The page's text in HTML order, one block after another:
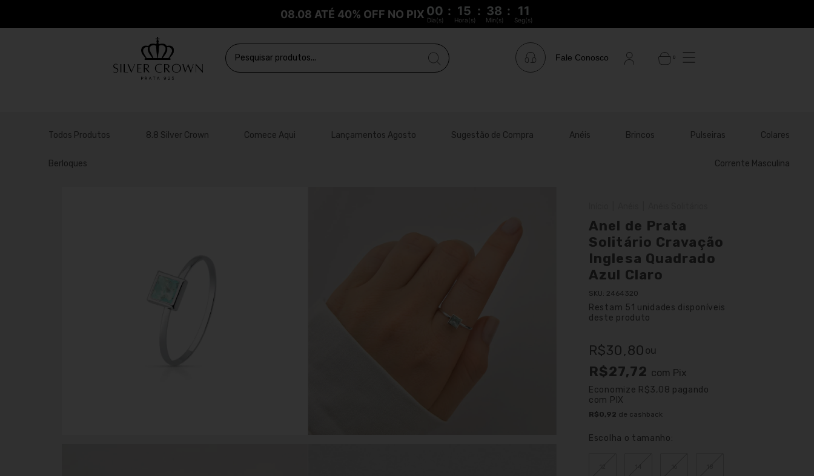
08.08 ATÉ 40% OFF NO PIX 00 : 15 : 38 : 10
Dia(s) Hora(s) Min(s) Seg(s)
Fale Conosco 0
Todos Produtos 8.8 Silver Crown Comece Aqui Lançamentos Agosto Sugestão de Compra Anéis Brincos Pulseiras Colares
Berloques Corrente Masculina
Anel de Prata
Solitário Cravação
Inglesa Quadrado
Azul Claro
SKU: 2464320
Restam 51 unidades disponíveis
deste produto
R$30,80 ou
R$27,72 com Pix
Economize R$3,08 pagando
com PIX
R$0,92 de cashback
Escolha o tamanho: